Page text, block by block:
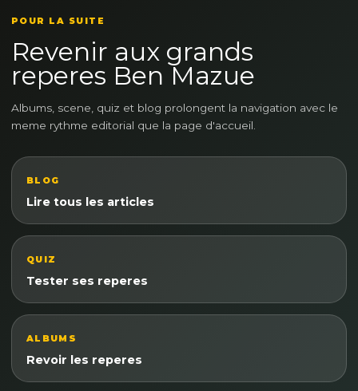
POUR LA SUITE
Revenir aux grands
reperes Ben Mazue
Albums, scene, quiz et blog prolongent la navigation avec le
meme rythme editorial que la page d'accueil.
BLOG
Lire tous les articles
QUIZ
Tester ses reperes
ALBUMS
Revoir les reperes